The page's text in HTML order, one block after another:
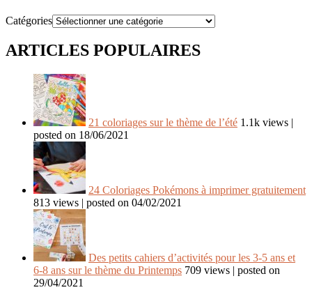
Catégories
ARTICLES POPULAIRES
21 coloriages sur le thème de l’été 1.1k views |
posted on 18/06/2021
24 Coloriages Pokémons à imprimer gratuitement
813 views | posted on 04/02/2021
Des petits cahiers d’activités pour les 3-5 ans et
6-8 ans sur le thème du Printemps 709 views | posted on
29/04/2021